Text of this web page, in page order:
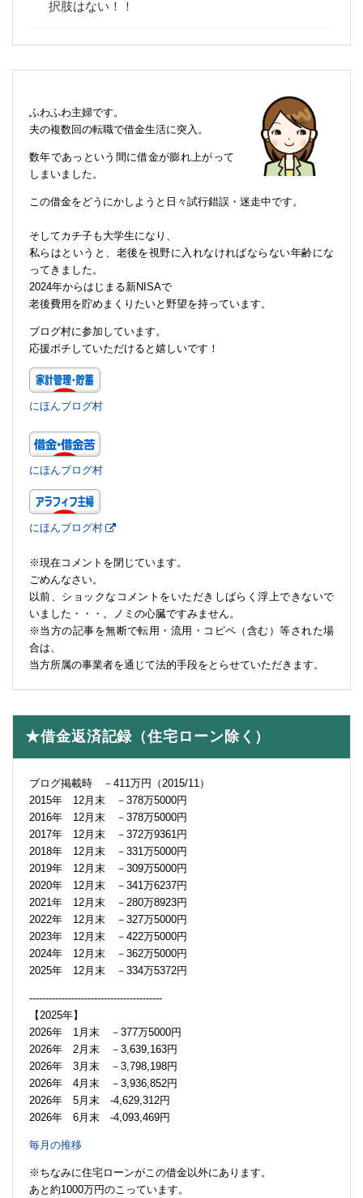
択肢はない！！
ふわふわ主婦です。
夫の複数回の転職で借金生活に突入。
数年であっという間に借金が膨れ上がって
しまいました。
この借金をどうにかしようと日々試行錯誤・迷走中です。
そしてカチ子も大学生になり、
私らはというと、老後を視野に入れなければならない年齢にな
ってきました。
2024年からはじまる新NISAで
老後費用を貯めまくりたいと野望を持っています。
ブログ村に参加しています。
応援ポチしていただけると嬉しいです！
にほんブログ村
にほんブログ村
にほんブログ村
※現在コメントを閉じています。
ごめんなさい。
以前、ショックなコメントをいただきしばらく浮上できないで
いました・・・。ノミの心臓ですみません。
※当方の記事を無断で転用・流用・コピペ（含む）等された場
合は、
当方所属の事業者を通じて法的手段をとらせていただきます。
★借金返済記録（住宅ローン除く）
ブログ掲載時 －411万円（2015/11）
2015年 12月末 －378万5000円
2016年 12月末 －378万5000円
2017年 12月末 －372万9361円
2018年 12月末 －331万5000円
2019年 12月末 －309万5000円
2020年 12月末 －341万6237円
2021年 12月末 －280万8923円
2022年 12月末 －327万5000円
2023年 12月末 －422万5000円
2024年 12月末 －362万5000円
2025年 12月末 －334万5372円
-----------------------------------------
【2025年】
2026年 1月末 －377万5000円
2026年 2月末 －3,639,163円
2026年 3月末 －3,798,198円
2026年 4月末 －3,936,852円
2026年 5月末 -4,629,312円
2026年 6月末 -4,093,469円
毎月の推移
※ちなみに住宅ローンがこの借金以外にあります。
あと約1000万円のこっています。